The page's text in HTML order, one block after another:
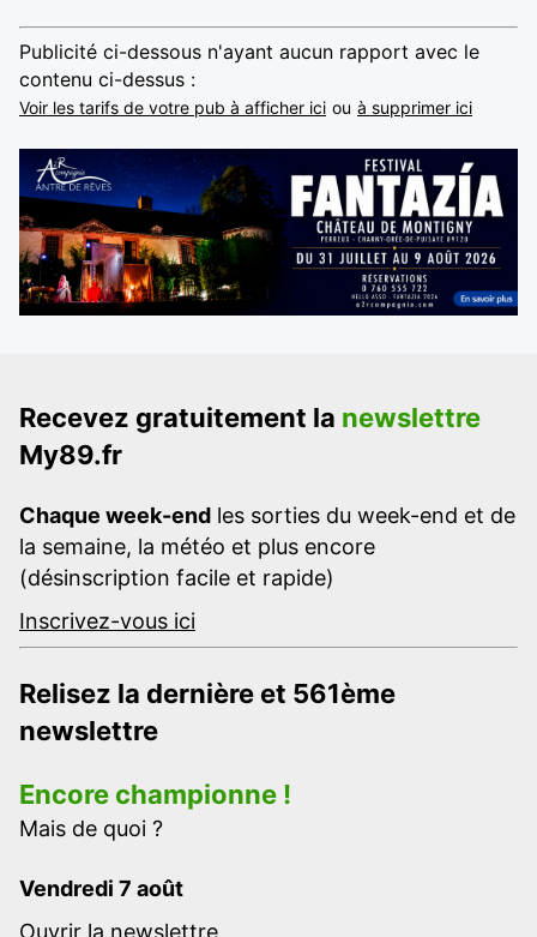
Publicité ci-dessous n'ayant aucun rapport avec le
contenu ci-dessus :
Voir les tarifs de votre pub à afficher ici ou à supprimer ici
Recevez gratuitement la newslettre
My89.fr
Chaque week-end les sorties du week-end et de
la semaine, la météo et plus encore
(désinscription facile et rapide)
Inscrivez-vous ici
Relisez la dernière et 561ème
newslettre
Encore championne !
Mais de quoi ?
Vendredi 7 août
Ouvrir la newslettre